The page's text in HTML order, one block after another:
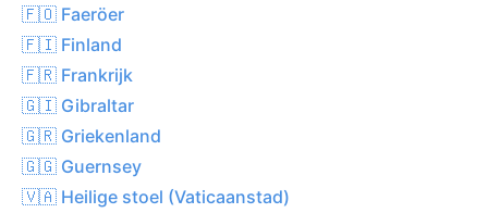
🇫🇴 Faeröer
🇫🇮 Finland
🇫🇷 Frankrijk
🇬🇮 Gibraltar
🇬🇷 Griekenland
🇬🇬 Guernsey
🇻🇦 Heilige stoel (Vaticaanstad)